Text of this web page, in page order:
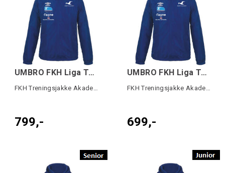
UMBRO FKH Liga Training Jck SR Blå
FKH Treningsjakke Akademiet
799,-
UMBRO FKH Liga Training Jck JR Blå
FKH Treningsjakke Akademiet
699,-